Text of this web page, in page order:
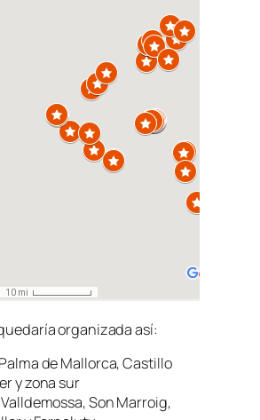
organizada así:
de Mallorca, Castillo
y zona sur
Son Marroig,